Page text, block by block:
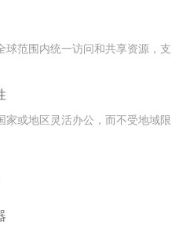
球范围内统一访问和共享资源，支
家或地区灵活办公，而不受地域限